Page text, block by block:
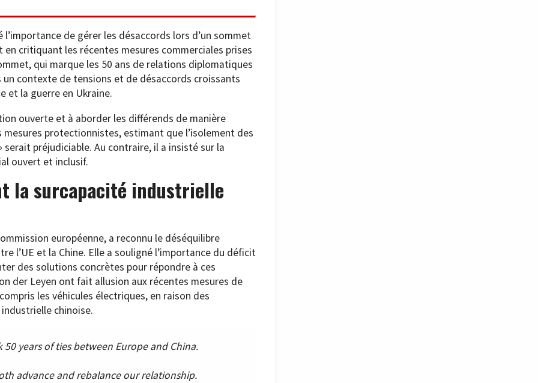
de gérer les désaccords lors d’un sommet
en critiquant les récentes mesures commerciales prises
qui marque les 50 ans de relations diplomatiques
un contexte de tensions et de désaccords croissants
et la guerre en Ukraine.
ouverte et à aborder les différends de manière
protectionnistes, estimant que l’isolement des
préjudiciable. Au contraire, il a insisté sur la
ouvert et inclusif.
la surcapacité industrielle
européenne, a reconnu le déséquilibre
l’UE et la Chine. Elle a souligné l’importance du déficit
des solutions concrètes pour répondre à ces
der Leyen ont fait allusion aux récentes mesures de
les véhicules électriques, en raison des
chinoise.
years of ties between Europe and China.
advance and rebalance our relationship.